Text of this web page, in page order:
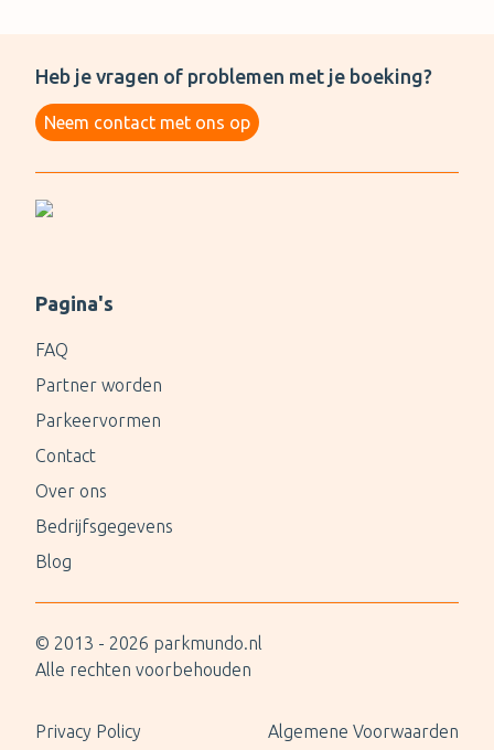
Heb je vragen of problemen met je boeking?
Neem contact met ons op
Pagina's
FAQ
Partner worden
Parkeervormen
Contact
Over ons
Bedrijfsgegevens
Blog
© 2013 - 2026 parkmundo.nl
Alle rechten voorbehouden
Privacy Policy Algemene Voorwaarden